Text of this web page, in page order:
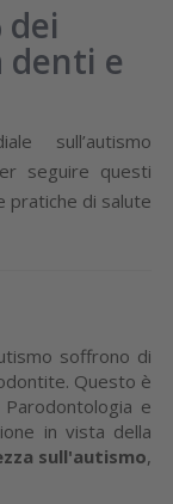
denti e
sull’autismo
seguire questi
pratiche di salute
soffrono di
Questo è
e
in vista della
sull'autismo,